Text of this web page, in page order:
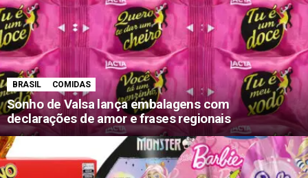
BRASIL COMIDAS
Sonho de Valsa lança embalagens com
declarações de amor e frases regionais